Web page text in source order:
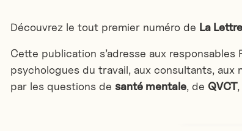
Découvrez le tout premier numéro de La
Cette publication s’adresse aux
psychologues du travail, aux consultants, aux
par les questions desanté mentale, de QVCT